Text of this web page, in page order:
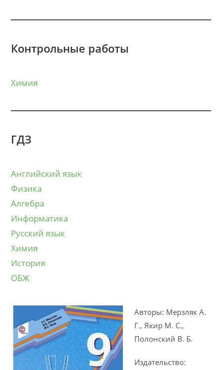
Контрольные работы
Химия
ГДЗ
Английский язык
Физика
Алгебра
Информатика
Русский язык
Химия
История
ОБЖ
Авторы: Мерзляк А.
Г., Якир М. С.,
Полонский В. Б.
Издательство: